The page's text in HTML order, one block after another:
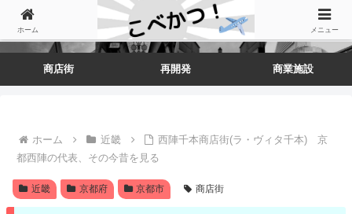
商店街 再開発 商業施設
ホーム 近畿
西陣千本商店街(ラ・ヴィタ千本) 京
都西陣の代表、その今昔を見る
近畿 京都府 京都市 商店街
ホーム メニュー